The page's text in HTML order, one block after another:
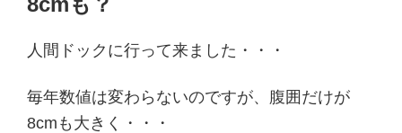
日:
人間ドックに行って来ました・・・
毎年数値は変わらないのですが、腹囲だけが
8cmも大きく・・・